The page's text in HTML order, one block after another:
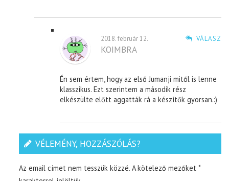
VÁLASZ
2018. február 12.
KOIMBRA
Én sem értem, hogy az első Jumanji mitől is lenne
klasszikus. Ezt szerintem a második rész
elkészülte előtt aggatták rá a készítők gyorsan.:)
VÉLEMÉNY, HOZZÁSZÓLÁS?
Az email címet nem tesszük közzé. A kötelező mezőket*